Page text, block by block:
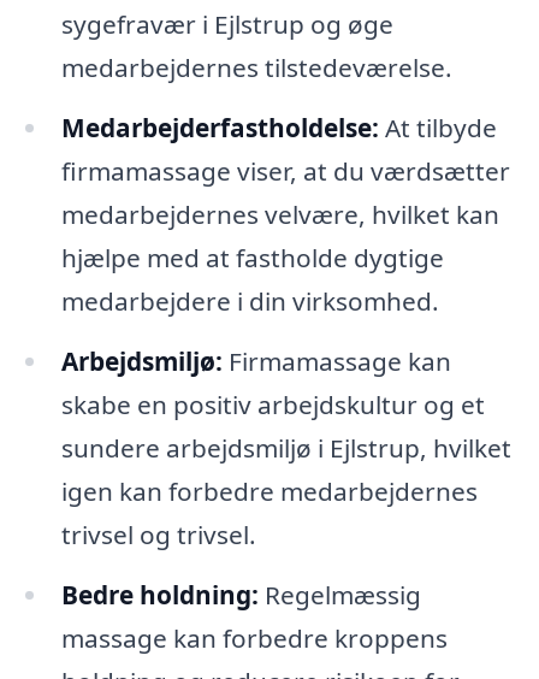
sygefravær i Ejlstrup og øge
medarbejdernes tilstedeværelse.
Medarbejderfastholdelse: At tilbyde
firmamassage viser, at du værdsætter
medarbejdernes velvære, hvilket kan
hjælpe med at fastholde dygtige
medarbejdere i din virksomhed.
Arbejdsmiljø: Firmamassage kan
skabe en positiv arbejdskultur og et
sundere arbejdsmiljø i Ejlstrup, hvilket
igen kan forbedre medarbejdernes
trivsel og trivsel.
Bedre holdning: Regelmæssig
massage kan forbedre kroppens